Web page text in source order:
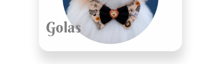
Golas